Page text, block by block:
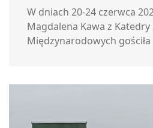
W dniach 20-24 czerwca
Magdalena Kawa z
Międzynarodowych gościła